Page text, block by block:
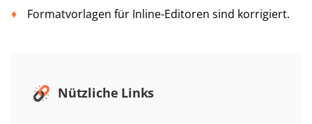
Formatvorlagen für Inline-Editoren sind korrigiert.
Nützliche Links